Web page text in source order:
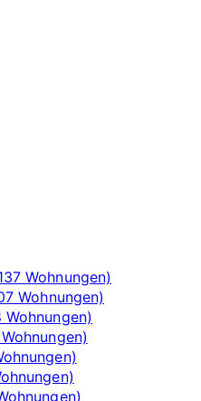
Wohnungen)
Wohnungen)
Wohnungen)